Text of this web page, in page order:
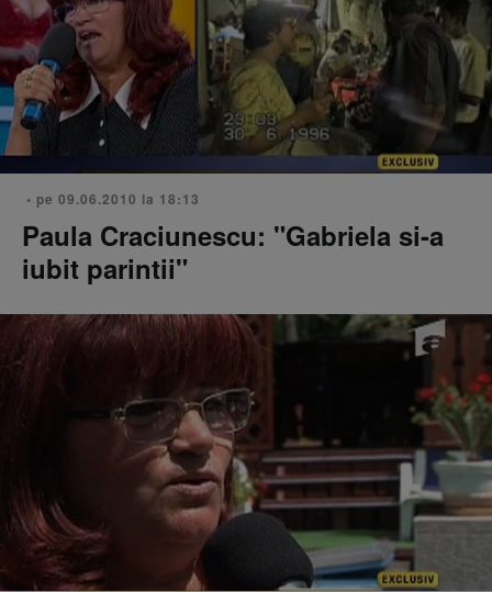
• pe 09.06.2010 la 18:13
Paula Craciunescu: "Gabriela si-a
iubit parintii"